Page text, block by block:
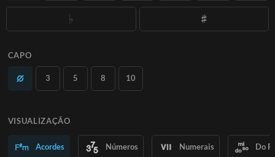
CAPO
3 5 8 10
VISUALIZAÇÃO
Acordes Números Numerais Do